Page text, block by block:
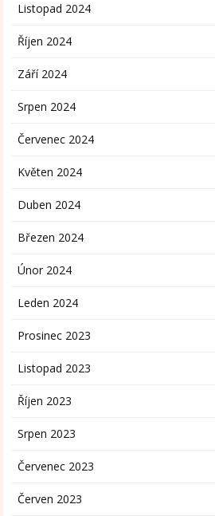
Listopad 2024
Říjen 2024
Září 2024
Srpen 2024
Červenec 2024
Květen 2024
Duben 2024
Březen 2024
Únor 2024
Leden 2024
Prosinec 2023
Listopad 2023
Říjen 2023
Srpen 2023
Červenec 2023
Červen 2023